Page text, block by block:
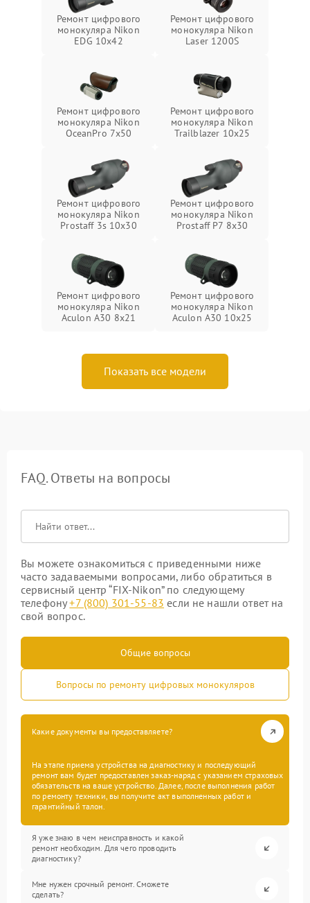
Ремонт цифрового
монокуляра Nikon
EDG 10x42
Ремонт цифрового
монокуляра Nikon
Laser 1200S
Ремонт цифрового
монокуляра Nikon
OceanPro 7x50
Ремонт цифрового
монокуляра Nikon
Trailblazer 10x25
Ремонт цифрового
монокуляра Nikon
Prostaff 3s 10x30
Ремонт цифрового
монокуляра Nikon
Prostaff P7 8x30
Ремонт цифрового
монокуляра Nikon
Aculon A30 8x21
Ремонт цифрового
монокуляра Nikon
Aculon A30 10x25
Показать все модели
FAQ. Ответы на вопросы
Вы можете ознакомиться с приведенными ниже
часто задаваемыми вопросами, либо обратиться в
сервисный центр “FIX-Nikon” по следующему
телефону+7 (800) 301-55-83 если не нашли ответ на
свой вопрос.
Общие вопросы
Вопросы по ремонту цифровых монокуляров
Какие документы вы предоставляете?
На этапе приема устройства на диагностику и последующий
ремонт вам будет предоставлен заказ-наряд с указанием страховых
обязательств на ваше устройство. Далее, после выполнения работ
по ремонту техники, вы получите акт выполненных работ и
гарантийный талон.
Я уже знаю в чем неисправность и какой
ремонт необходим. Для чего проводить
диагностику?
Мне нужен срочный ремонт. Сможете
сделать?